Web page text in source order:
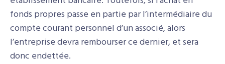
fonds propres passe en partie par l’intermédiaire du
compte courant personnel d’un associé, alors
l’entreprise devra rembourser ce dernier, et sera
donc endettée.